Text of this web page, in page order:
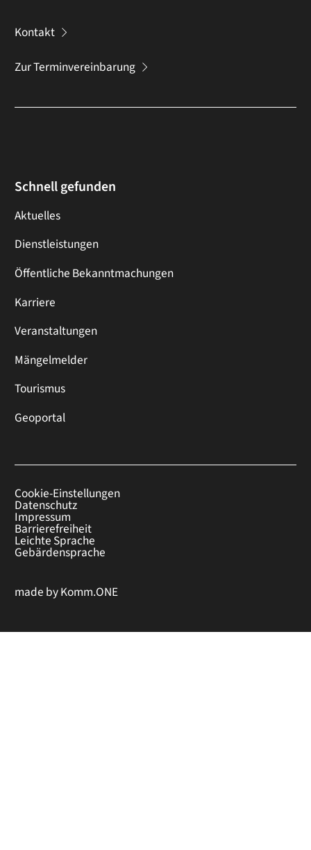
Kontakt
Zur Terminvereinbarung
Schnell gefunden
Aktuelles
Dienstleistungen
Öffentliche Bekanntmachungen
Karriere
Veranstaltungen
Mängelmelder
Tourismus
Geoportal
Cookie-Einstellungen
Datenschutz
Impressum
Barrierefreiheit
Leichte Sprache
Gebärdensprache
made byKomm.ONE